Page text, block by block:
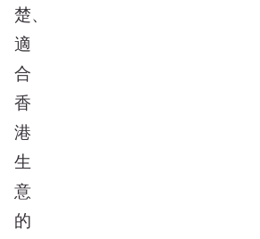
楚、
適
合
香
港
生
意
的